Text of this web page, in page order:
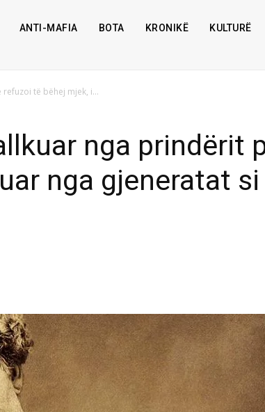
ANTI-MAFIA BOTA KRONIKË KULTURË
të bëhej mjek, i...
nga prindërit
nga gjeneratat